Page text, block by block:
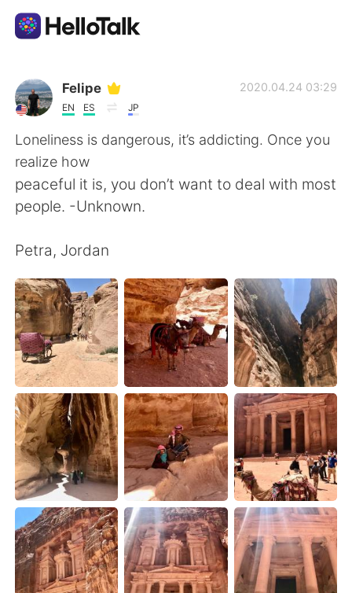
แอปแลกเปลี่ยนทางภาษา
AI Grammar Checker
ไทย
繁體中文 Español
العربية Français
Deutsch 日本語
한국어 Русский
Indonesia Italiano
Türkçe Tiếng Việt
Português
Felipe
EN ES JP
2020.04.24 03:29
Loneliness is dangerous, it’s addicting. Once you
realize how
peaceful it is, you don’t want to deal with most
people. -Unknown.
Petra, Jordan